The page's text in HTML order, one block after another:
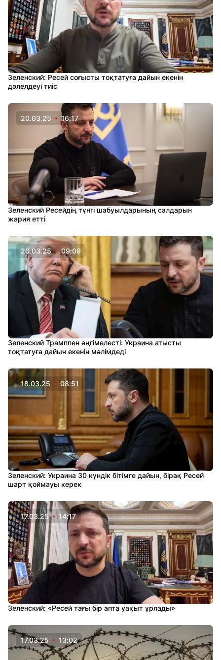
Зеленский: Ресей соғысты тоқтатуға дайын екенін
дәлелдеуі тиіс
20.03.25 16:17
Зеленский Ресейдің түнгі шабуылдарының салдарын
жария етті
20.03.25 09:09
Зеленский Трамппен әңгімелесті: Украина атысты
тоқтатуға дайын екенін мәлімдеді
18.03.25 08:51
Зеленский: Украина 30 күндік бітімге дайын, бірақ Ресей
шарт қоймауы керек
17.03.25 14:17
Зеленский: «Ресей тағы бір апта уақыт ұрлады»
17.03.25 13:02